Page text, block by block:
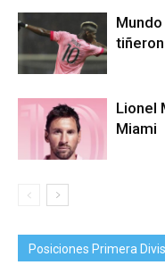
Lionel
Miami
Posiciones Primera